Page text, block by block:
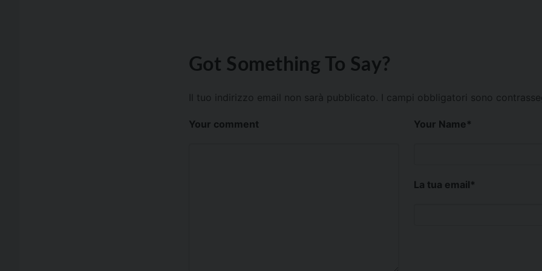
Got Something To Say?
Il tuo indirizzo email non sarà pubblicato. I campi obbligatori sono
Your comment Your Name*
La tua email*